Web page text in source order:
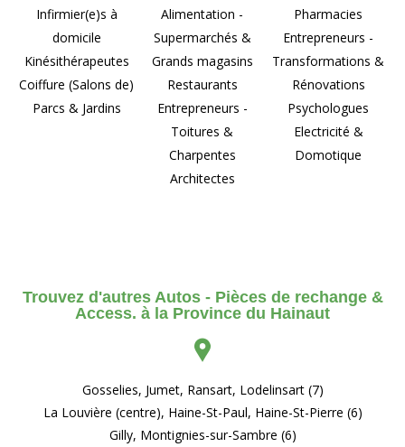
Infirmier(e)s à
domicile
Kinésithérapeutes
Coiffure (Salons de)
Parcs & Jardins
Alimentation -
Supermarchés &
Grands magasins
Restaurants
Entrepreneurs -
Toitures &
Charpentes
Architectes
Pharmacies
Entrepreneurs -
Transformations &
Rénovations
Psychologues
Electricité &
Domotique
Trouvez d'autres Autos - Pièces de rechange &
Access. à la Province du Hainaut
Gosselies, Jumet, Ransart, Lodelinsart (7)
La Louvière (centre), Haine-St-Paul, Haine-St-Pierre (6)
Gilly, Montignies-sur-Sambre (6)